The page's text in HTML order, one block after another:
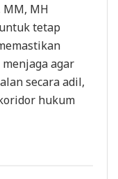
MM, MH
tetap
agar
secara adil,
hukum